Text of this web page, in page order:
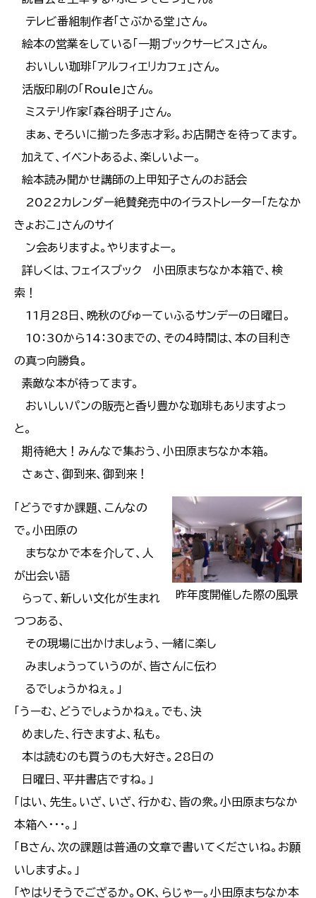
テレビ番組制作者「さぶかる堂」さん。
絵本の営業をしている「一期ブックサービス」さん。
おいしい珈琲「アルフィエリカフェ」さん。
活版印刷の「Roule」さん。
ミステリ作家「森谷明子」さん。
まぁ、そろいに揃った多志才彩。お店開きを待ってます。
加えて、イベントあるよ、楽しいよー。
絵本読み聞かせ講師の上甲知子さんのお話会
2022カレンダー絶賛発売中のイラストレーター「たなか
きょおこ」さんのサイ
ン会ありますよ。やりますよー。
詳しくは、フェイスブック 小田原まちなか本箱で、検
索！
11月28日、晩秋のびゅーてぃふるサンデーの日曜日。
10：30から14：30までの、その４時間は、本の目利き
の真っ向勝負。
素敵な本が待ってます。
おいしいパンの販売と香り豊かな珈琲もありますよっ
と。
期待絶大！みんなで集おう、小田原まちなか本箱。
さぁさ、御到来、御到来！
昨年度開催した際の風景
「どうですか課題、こんなの
で。小田原の
まちなかで本を介して、人
が出会い語
らって、新しい文化が生まれ
つつある、
その現場に出かけましょう、一緒に楽し
みましょうっていうのが、皆さんに伝わ
るでしょうかねぇ。」
「うーむ、どうでしょうかねぇ。でも、決
めました、行きますよ、私も。
本は読むのも買うのも大好き。28日の
日曜日、平井書店ですね。」
「はい、先生。いざ、いざ、行かむ、皆の衆。小田原まちなか
本箱へ・・・。」
「Bさん、次の課題は普通の文章で書いてくださいね。お願
いしますよ。」
「やはりそうでござるか。OK、らじゃー。小田原まちなか本